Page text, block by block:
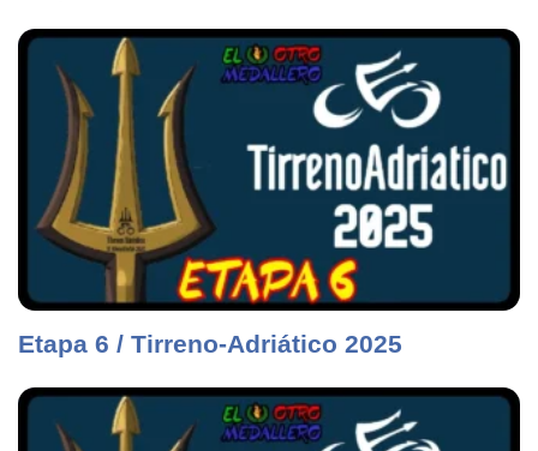
Etapa 6 / Tirreno-Adriático 2025